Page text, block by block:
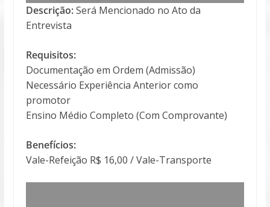
Descrição:Será Mencionado no Ato da
Entrevista
Requisitos:
Documentação em Ordem (Admissão)
Necessário Experiência Anterior como
promotor
Ensino Médio Completo (Com Comprovante)
Benefícios:
Vale-Refeição R$ 16,00 / Vale-Transporte